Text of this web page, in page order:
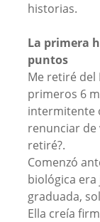
historias.
La primera
puntos
Me retiré del
primeros 6
intermitente
renunciar de
retiré?.
Comenzó
biológica
graduada,
Ella creía